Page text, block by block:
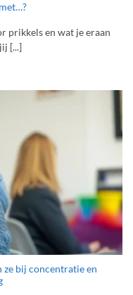
prikkels en wat je eraan
[...]
bij concentratie en